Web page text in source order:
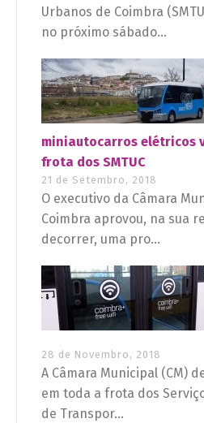
Urbanos de Coimbra
no próximo sábado...
miniautocarros elétricos
frota dos SMTUC
21 de Setembro, 2018
O executivo da Câmara
Coimbra aprovou, na sua
decorrer, uma pro...
28 de Novembro, 2018
A Câmara Municipal (CM)
em toda a frota dos
de Transpor...